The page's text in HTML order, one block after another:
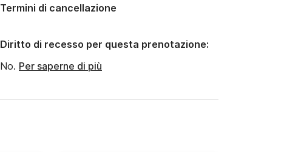
Termini di cancellazione
Diritto di recesso per questa prenotazione:
No. Per saperne di più